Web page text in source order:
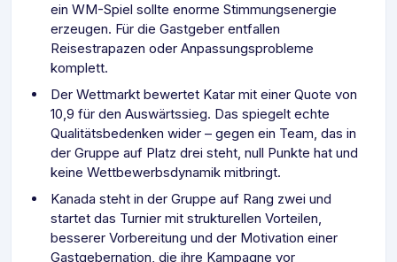
ein WM-Spiel sollte enorme Stimmungsenergie
erzeugen. Für die Gastgeber entfallen
Reisestrapazen oder Anpassungsprobleme
komplett.
Der Wettmarkt bewertet Katar mit einer Quote von
10,9 für den Auswärtssieg. Das spiegelt echte
Qualitätsbedenken wider – gegen ein Team, das in
der Gruppe auf Platz drei steht, null Punkte hat und
keine Wettbewerbsdynamik mitbringt.
Kanada steht in der Gruppe auf Rang zwei und
startet das Turnier mit strukturellen Vorteilen,
besserer Vorbereitung und der Motivation einer
Gastgebernation, die ihre Kampagne vor